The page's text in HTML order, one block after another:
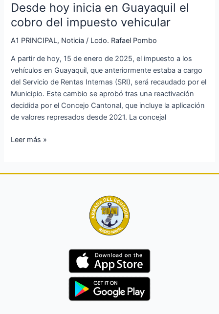
Desde hoy inicia en Guayaquil el
cobro del impuesto vehicular
A1 PRINCIPAL, Noticia / Lcdo. Rafael Pombo
A partir de hoy, 15 de enero de 2025, el impuesto a los
vehículos en Guayaquil, que anteriormente estaba a cargo
del Servicio de Rentas Internas (SRI), será recaudado por el
Municipio. Este cambio se aprobó tras una reactivación
decidida por el Concejo Cantonal, que incluye la aplicación
de valores represados desde 2021. La concejal
inicia
en
el
cobro
del
impuesto
vehicular
Leer más »